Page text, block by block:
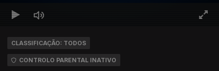
CLASSIFICAÇÃO: TODOS
CONTROLO PARENTAL INATIVO